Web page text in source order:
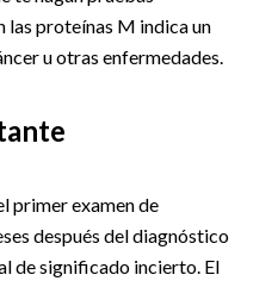
las proteínas M indica un
u otras enfermedades.
primer examen de
después del diagnóstico
de significado incierto. El